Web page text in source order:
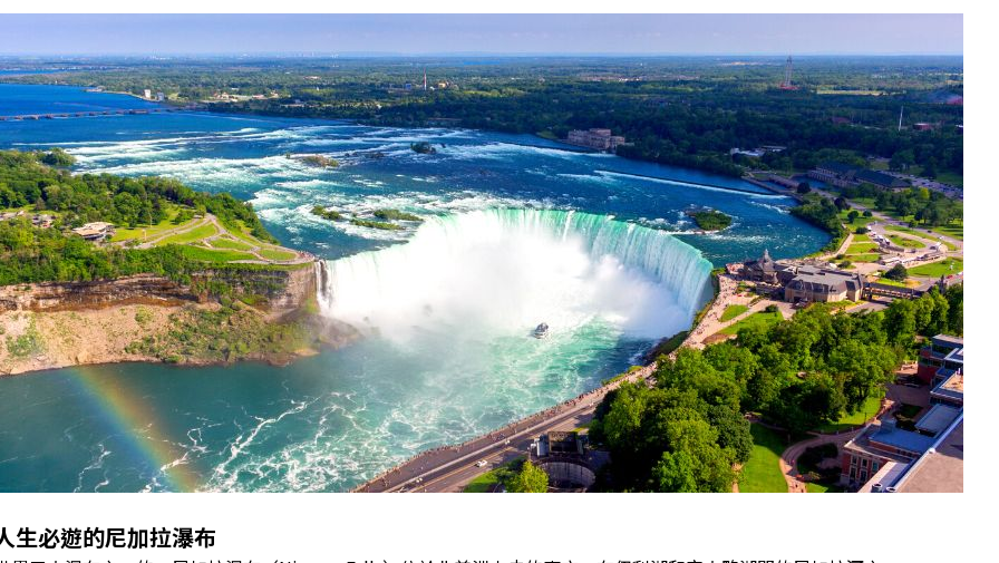
生必遊的尼加拉瀑布